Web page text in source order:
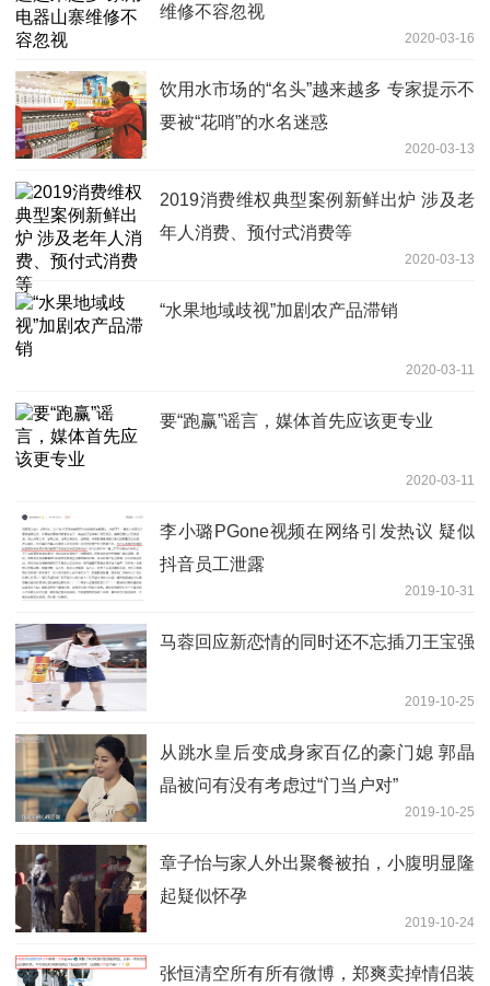
维修不容忽视
2020-03-16
饮用水市场的“名头”越来越多 专家提示不
要被“花哨”的水名迷惑
2020-03-13
2019消费维权典型案例新鲜出炉 涉及老
年人消费、预付式消费等
2020-03-13
“水果地域歧视”加剧农产品滞销
2020-03-11
要“跑赢”谣言，媒体首先应该更专业
2020-03-11
李小璐PGone视频在网络引发热议 疑似
抖音员工泄露
2019-10-31
马蓉回应新恋情的同时还不忘插刀王宝强
2019-10-25
从跳水皇后变成身家百亿的豪门媳 郭晶
晶被问有没有考虑过“门当户对”
2019-10-25
章子怡与家人外出聚餐被拍，小腹明显隆
起疑似怀孕
2019-10-24
张恒清空所有所有微博，郑爽卖掉情侣装